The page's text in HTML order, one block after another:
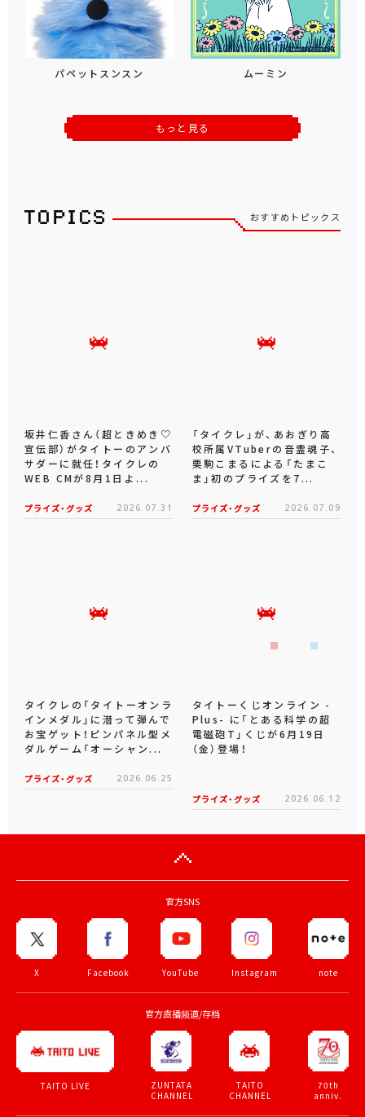
パペットスンスン ムーミン
もっと見る
おすすめトピックス
坂井仁香さん（超ときめき♡
宣伝部）がタイトーのアンバ
サダーに就任！タイクレの
WEB CMが8月1日よ...
プライズ・グッズ 2026.07.31
「タイクレ」が、あおぎり高
校所属VTuberの音霊魂子、
栗駒こまるによる「たまこ
ま」初のプライズを7...
プライズ・グッズ 2026.07.09
タイクレの「タイトーオンラ
インメダル」に潜って弾んで
お宝ゲット！ピンパネル型メ
ダルゲーム「オーシャン...
プライズ・グッズ 2026.06.25
タイトーくじオンライン -
Plus- に「とある科学の超
電磁砲T」くじが6月19日
（金）登場！
プライズ・グッズ 2026.06.12
官方SNS
X Facebook YouTube Instagram note
官方直播频道/存档
TAITO LIVE
ZUNTATA
CHANNEL
TAITO
CHANNEL
70th
anniv.